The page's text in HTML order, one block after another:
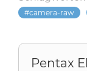
camera-raw
Pentax